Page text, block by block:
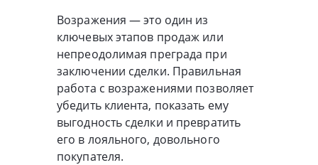
Возражения — это один из
ключевых этапов продаж или
непреодолимая преграда при
заключении сделки. Правильная
работа с возражениями позволяет
убедить клиента, показать ему
выгодность сделки и превратить
его в лояльного, довольного
покупателя.